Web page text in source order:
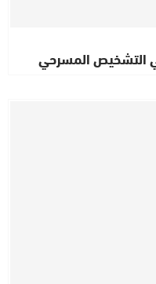
التشخيص المسرحي